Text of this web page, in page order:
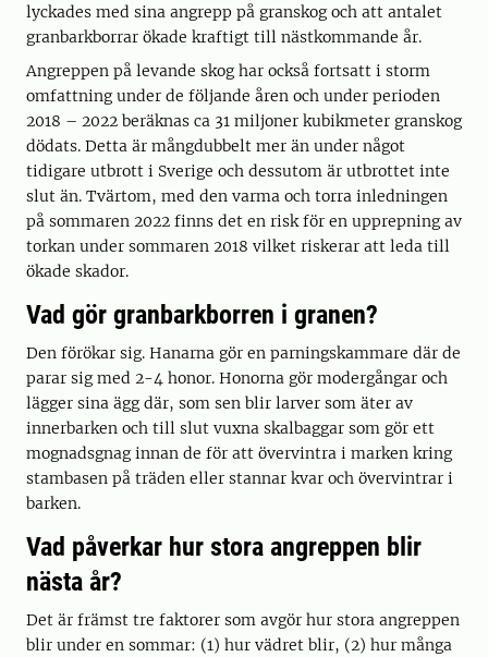
lyckades med sina angrepp på granskog och att antalet
granbarkborrar ökade kraftigt till nästkommande år.
Angreppen på levande skog har också fortsatt i storm
omfattning under de följande åren och under perioden
2018 – 2022 beräknas ca 31 miljoner kubikmeter granskog
dödats. Detta är mångdubbelt mer än under något
tidigare utbrott i Sverige och dessutom är utbrottet inte
slut än. Tvärtom, med den varma och torra inledningen
på sommaren 2022 finns det en risk för en upprepning av
torkan under sommaren 2018 vilket riskerar att leda till
ökade skador.
Vad gör granbarkborren i granen?
Den förökar sig. Hanarna gör en parningskammare där de
parar sig med 2-4 honor. Honorna gör modergångar och
lägger sina ägg där, som sen blir larver som äter av
innerbarken och till slut vuxna skalbaggar som gör ett
mognadsgnag innan de för att övervintra i marken kring
stambasen på träden eller stannar kvar och övervintrar i
barken.
Vad påverkar hur stora angreppen blir
nästa år?
Det är främst tre faktorer som avgör hur stora angreppen
blir under en sommar: (1) hur vädret blir, (2) hur många